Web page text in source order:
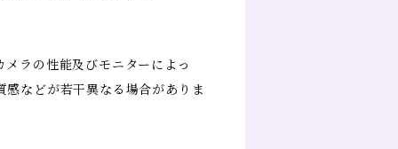
ラの性能及びモニターによっ
感などが若干異なる場合がありま